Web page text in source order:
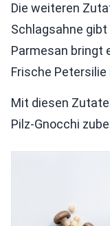
Die weiteren
Schlagsahne
Parmesan bringt
Frische
Mit diesen
Pilz-Gnocchi